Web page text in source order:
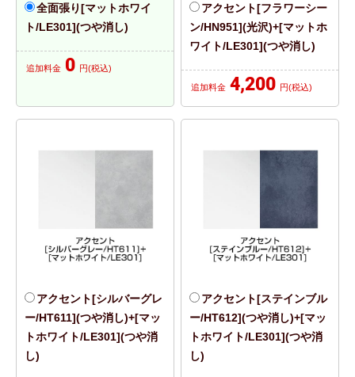
全面張り[マットホワイ
ト/LE301](つや消し)
追加料金 0 円(税込)
アクセント[フラワーシー
ン/HN951](光沢)+[マットホ
ワイト/LE301](つや消し)
追加料金 4,200 円(税込)
アクセント[シルバーグレ
ー/HT611](つや消し)+[マッ
トホワイト/LE301](つや消
し)
アクセント[ステインブル
ー/HT612](つや消し)+[マッ
トホワイト/LE301](つや消
し)